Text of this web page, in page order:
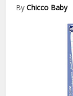
ByChicco Baby